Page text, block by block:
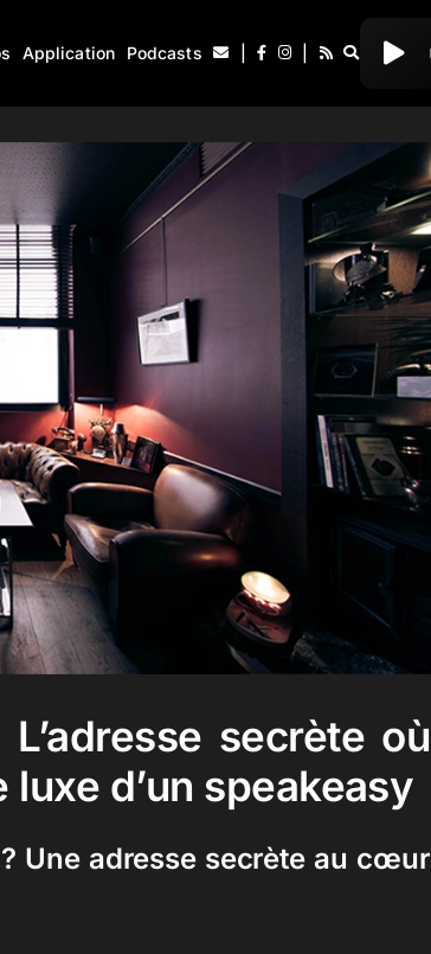
Application Podcasts
secrète où
d’un speakeasy
? Une adresse secrète au cœur